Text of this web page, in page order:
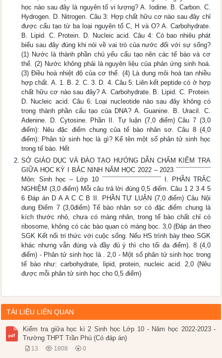
học nào sau đây là nguyên tố vi lượng? A. Iodine. B. Carbon. C.
Hydrogen. D. Nitrogen. Câu 3: Hợp chất hữu cơ nào sau đây chỉ
được cấu tạo từ ba loại nguyên tố C, H và O? A. Carbohydrate.
B. Lipid. C. Protein. D. Nucleic acid. Câu 4: Có bao nhiêu phát
biểu sau đây đúng khi nói về vai trò của nước đối với sự sống?
(1) Nước là thành phần chủ yếu cấu tạo nên các tế bào và cơ
thể. (2) Nước không phải là nguyên liệu của phản ứng sinh hoá.
(3) Điều hoà nhiệt độ của cơ thể. (4) Là dung môi hoà tan nhiều
hợp chất. A. 1. B. 2. C. 3. D. 4. Câu 5: Liên kết peptide có ở hợp
chất hữu cơ nào sau đây? A. Carbohydrate. B. Lipid. C. Protein.
D. Nucleic acid. Câu 6: Loại nucleotide nào sau đây không có
trong thành phần cấu tạo của DNA? A. Guanine. B. Uracil. C.
Adenine. D. Cytosine. Phần II. Tự luận (7,0 điểm) Câu 7 (3,0
điểm): Nêu đặc điểm chung của tế bào nhân sơ. Câu 8 (4,0
điểm): Phân tử sinh học là gì? Kể tên một số phân tử sinh học
trong tế bào. Hết
SỞ GIÁO DỤC VÀ ĐÀO TẠO HƯỚNG DẪN CHẤM KIỂM TRA
GIỮA HỌC KỲ I BẮC NINH NĂM HỌC 2022 – 2023 ¯¯¯¯¯¯¯¯¯¯
Môn: Sinh học – Lớp 10 ¯¯¯¯¯¯¯¯¯¯¯¯¯¯¯¯¯ I. PHẦN TRẮC
NGHIỆM (3,0 điểm) Mỗi câu trả lời đúng 0,5 điểm. Câu 1 2 3 4 5
6 Đáp án D A A C C B II. PHẦN TỰ LUẬN (7,0 điểm) Câu Nội
dung Điểm 7 (3,0điểm) Tế bào nhân sơ có đặc điểm chung là
kích thước nhỏ, chưa có màng nhân, trong tế bào chất chỉ có
ribosome, không có các bào quan có màng bọc. 3,0 (Đáp án theo
SGK Kết nối tri thức với cuộc sống. Nếu HS trình bày theo SGK
khác nhưng vẫn đúng và đầy đủ ý thì cho tối đa điểm). 8 (4,0
điểm) - Phân tử sinh học là . 2,0 - Một số phân tử sinh học trong
tế bào như: carbohydrate, lipid, protein, nucleic acid. 2,0 (Nêu
được mỗi phân tử sinh học cho 0,5 điểm)
TÀI LIỆU LIÊN QUAN
Kiểm tra giữa học kì 2 Sinh học Lớp 10 - Năm học 2022-2023 -
Trường THPT Trần Phú (Có đáp án)
13 1808 0